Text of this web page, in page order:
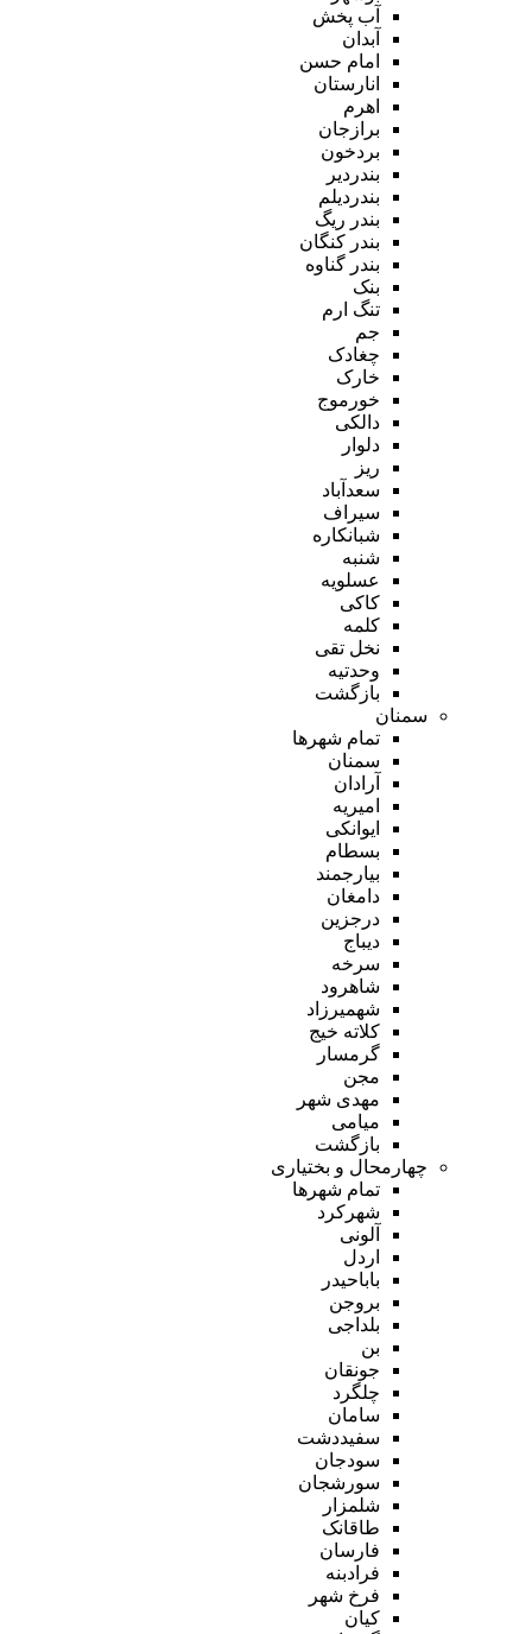
آب پخش
آبدان
امام حسن
انارستان
اهرم
برازجان
بردخون
بندردیر
بندردیلم
بندر ریگ
بندر کنگان
بندر گناوه
بنک
تنگ ارم
جم
چغادک
خارک
خورموج
دالکی
دلوار
ریز
سعدآباد
سیراف
شبانکاره
شنبه
عسلویه
کاکی
کلمه
نخل تقی
وحدتیه
بازگشت
سمنان
تمام شهر‌ها
سمنان
آرادان
امیریه
ایوانکی
بسطام
بیارجمند
دامغان
درجزین
دیباج
سرخه
شاهرود
شهمیرزاد
کلاته خیج
گرمسار
مجن
مهدی شهر
میامی
بازگشت
چهارمحال و بختیاری
تمام شهر‌ها
شهرکرد
آلونی
اردل
باباحیدر
بروجن
بلداجی
بن
جونقان
چلگرد
سامان
سفیددشت
سودجان
سورشجان
شلمزار
طاقانک
فارسان
فرادبنه
فرخ شهر
کیان